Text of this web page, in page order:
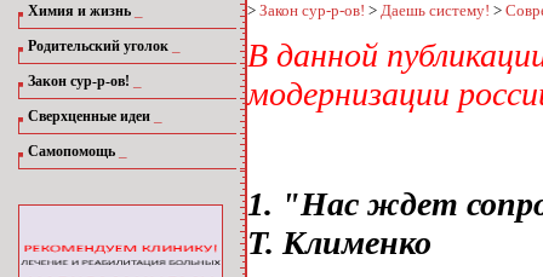
Химия и жизнь
Родительский уголок
Закон сур-р-ов!
Сверхценные идеи
Самопомощь
> Закон сур-р-ов! > Даешь систему! >
В данной
модернизации
1. "Нас ждет
Т. Клименко